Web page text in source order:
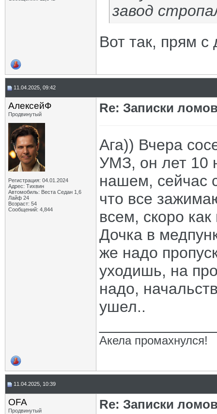
завод
Вот так, прям с
11.04.2025, 09:42
АлексейФ
Продвинутый
Регистрация: 04.01.2024
Адрес: Тихвин
Автомобиль: Веста Седан 1,6
Лайф 24
Возраст: 54
Сообщений: 4,844
Re: Записки
Ага)) Вчера
УМЗ, он лет 10
нашем, сейчас
что все
всем, скоро
Дочка в
же надо
уходишь, на
надо,
ушел..
Акела промахнулся!
11.04.2025, 10:39
OFA
Продвинутый Re: Записки